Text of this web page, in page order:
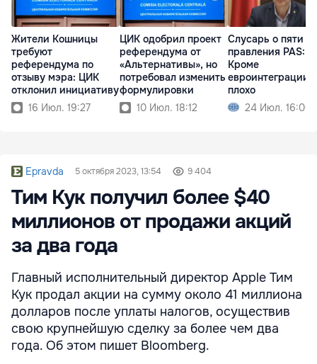
Жители Кошницы
требуют
референдума по
отзыву мэра: ЦИК
отклонил инициативу
16 Июл. 19:27
ЦИК одобрил проект
референдума от
«Альтернативы», но
потребовал изменить
формулировки
10 Июл. 18:12
Слусарь о пяти
правления PAS:
Кроме
евроинтеграции,
плохо
24 Июл. 16:00
Epravda 5 октября 2023, 13:54 9 404
Тим Кук получил более $40
миллионов от продажи акций
за два года
Главный исполнительный директор Apple Тим
Кук продал акции на сумму около 41 миллиона
долларов после уплаты налогов, осуществив
свою крупнейшую сделку за более чем два
года. Об этом пишет Bloomberg.